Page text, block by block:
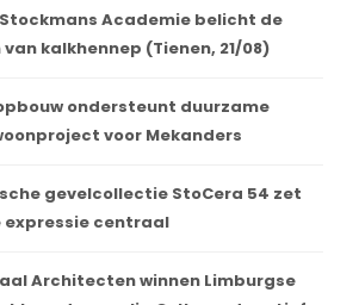
Academie belicht de
kalkhennep (Tienen, 21/08)
ondersteunt duurzame
voor Mekanders
gevelcollectie StoCera 54 zet
centraal
Architecten winnen Limburgse